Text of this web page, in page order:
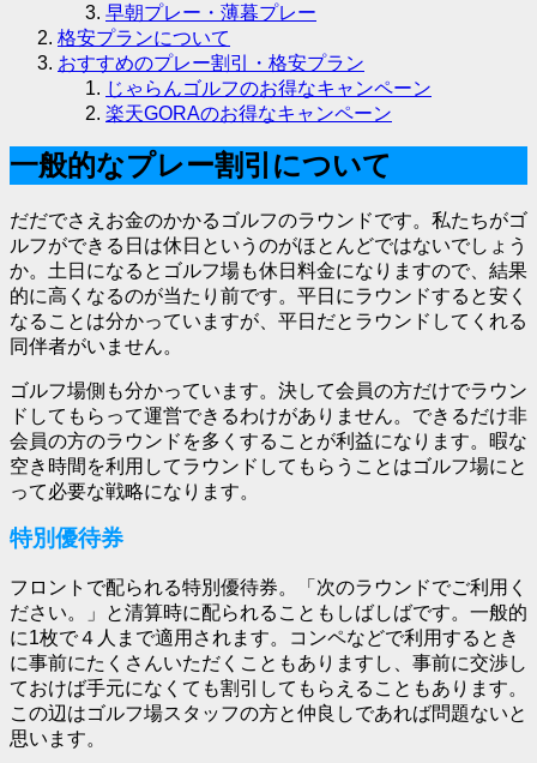
早朝プレー・薄暮プレー
格安プランについて
おすすめのプレー割引・格安プラン
じゃらんゴルフのお得なキャンペーン
楽天GORAのお得なキャンペーン
一般的なプレー割引について
だだでさえお金のかかるゴルフのラウンドです。私たちがゴ
ルフができる日は休日というのがほとんどではないでしょう
か。土日になるとゴルフ場も休日料金になりますので、結果
的に高くなるのが当たり前です。平日にラウンドすると安く
なることは分かっていますが、平日だとラウンドしてくれる
同伴者がいません。
ゴルフ場側も分かっています。決して会員の方だけでラウン
ドしてもらって運営できるわけがありません。できるだけ非
会員の方のラウンドを多くすることが利益になります。暇な
空き時間を利用してラウンドしてもらうことはゴルフ場にと
って必要な戦略になります。
特別優待券
フロントで配られる特別優待券。「次のラウンドでご利用く
ださい。」と清算時に配られることもしばしばです。一般的
に1枚で４人まで適用されます。コンペなどで利用するとき
に事前にたくさんいただくこともありますし、事前に交渉し
ておけば手元になくても割引してもらえることもあります。
この辺はゴルフ場スタッフの方と仲良しであれば問題ないと
思います。